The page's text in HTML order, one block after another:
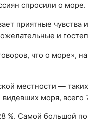
спросили о море.
приятные чувства
и
что о море»,
местности —
видевших моря,
%. Самой большой